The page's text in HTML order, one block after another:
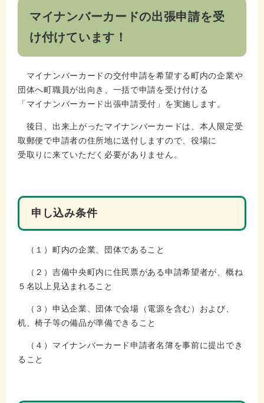
マイナンバーカードの出張申請を受
け付けています！
マイナンバーカードの交付申請を希望する町内の企業や
団体へ町職員が出向き、一括で申請を受け付ける
「マイナンバーカード出張申請受付」を実施します。
後日、出来上がったマイナンバーカードは、本人限定受
取郵便で申請者の住所地に送付しますので、役場に
受取りに来ていただく必要がありません。
申し込み条件
（１）町内の企業、団体であること
（２）吉備中央町内に住民票がある申請希望者が、概ね
５名以上見込まれること
（３）申込企業、団体で会場（電源を含む）および、
机、椅子等の備品が準備できること
（４）マイナンバーカード申請者名簿を事前に提出でき
ること